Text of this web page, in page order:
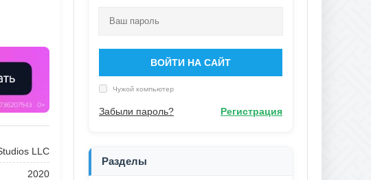
LLC
2020
ВОЙТИ НА САЙТ
Чужой компьютер
Забыли пароль? Регистрация
Разделы